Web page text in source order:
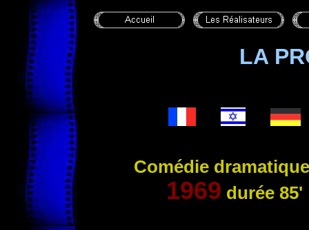
LA
Comédie
1969 durée 85'